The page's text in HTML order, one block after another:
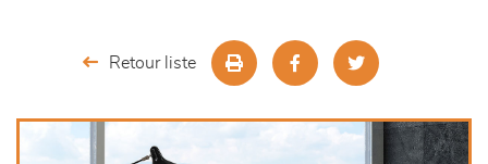
décoration
Retour liste